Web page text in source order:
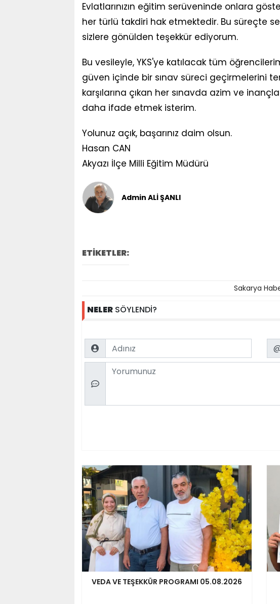
Evlatlarınızın eğitim serüveninde onlara
her türlü takdiri hak etmektedir. Bu süreçte
sizlere gönülden teşekkür ediyorum.
Bu vesileyle, YKS'ye katılacak tüm
güven içinde bir sınav süreci geçirmelerini
karşılarına çıkan her sınavda azim ve
daha ifade etmek isterim.
Yolunuz açık, başarınız daim olsun.
Hasan CAN
Akyazı İlçe Milli Eğitim Müdürü
Admin ALİ ŞANLI
ETİKETLER:
Sakarya
NELER SÖYLENDİ?
Name Email
Comment
VEDA VE TEŞEKKÜR PROGRAMI 05.08.2026